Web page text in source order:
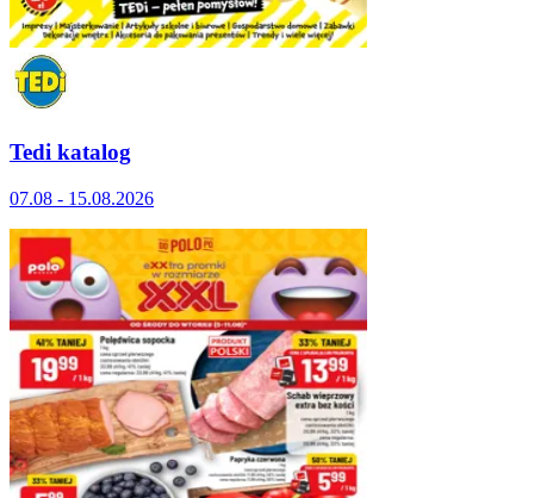
Tedi katalog
07.08 - 15.08.2026